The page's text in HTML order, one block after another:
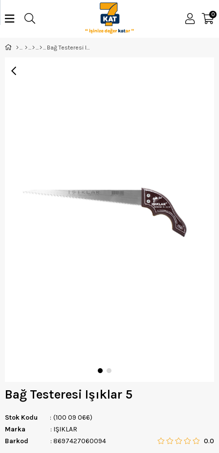
0
Bağ Testeresi Işıklar 5
Stok Kodu
(100 09 066)
Marka
: IŞIKLAR
Barkod
: 8697427060094 0.0